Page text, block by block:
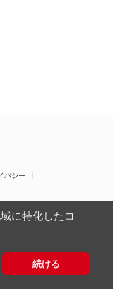
バシー
に特化したコ
続ける